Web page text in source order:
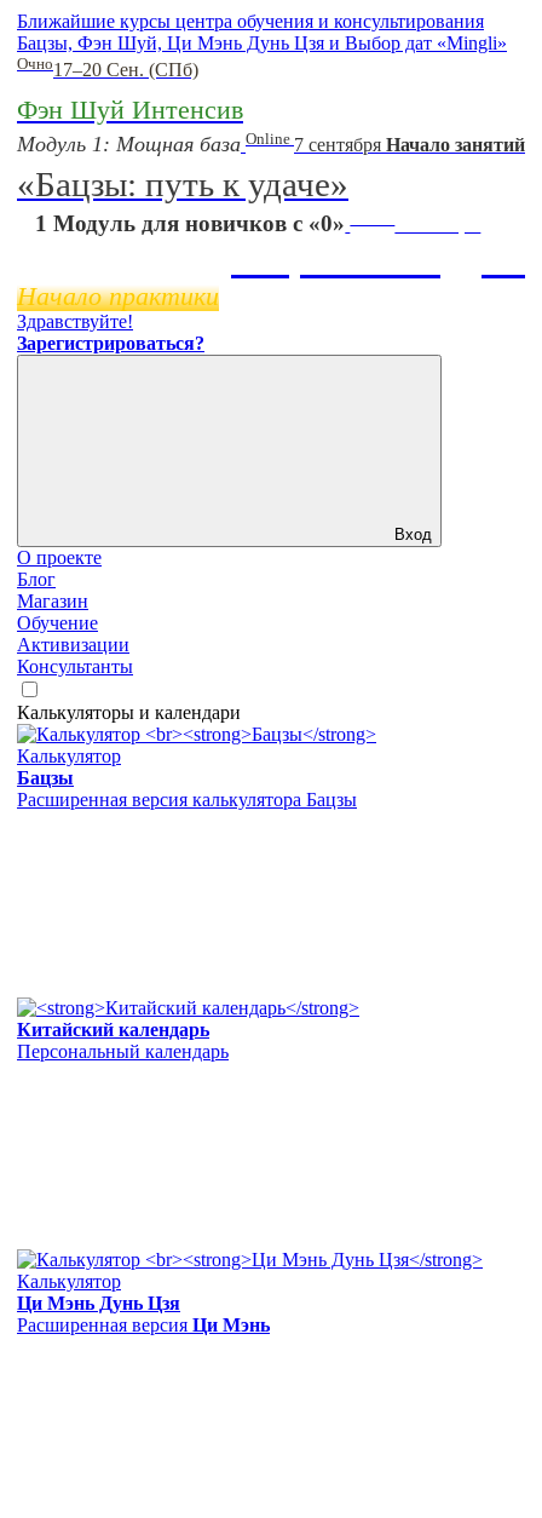
Ближайшие курсы центра обучения и консультирования
Бацзы, Фэн Шуй, Ци Мэнь Дунь Цзя и Выбор дат «Mingli»
Очно17–20 Сен. (СПб)
Фэн Шуй Интенсив
Модуль 1: Мощная база Online 7 сентября Начало занятий
«Бацзы: путь к удаче»
1 Модуль для новичков с «0» 11 ноября
Начало практики
Здравствуйте!
Зарегистрироваться?
Вход
О проекте
Блог
Магазин
Обучение
Активизации
Консультанты
Калькуляторы и календари
Калькулятор
Бацзы
Расширенная версия калькулятора Бацзы
Китайский календарь
Персональный календарь
Калькулятор
Ци Мэнь Дунь Цзя
Расширенная версия Ци Мэнь